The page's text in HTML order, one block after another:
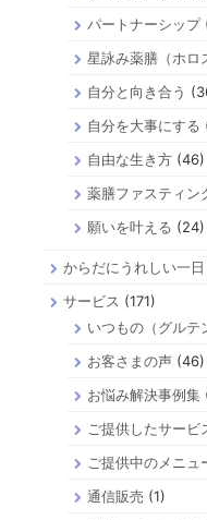
パートナーシップ
星詠み薬膳（ホロ
自分と向き合う
自分を大事にする
自由な生き方 (46)
薬膳ファスティン
願いを叶える (24)
からだにうれしい一日
サービス (171)
いつもの（グルテ
お客さまの声 (46)
お悩み解決事例集
ご提供したサービ
ご提供中のメニュ
通信販売 (1)